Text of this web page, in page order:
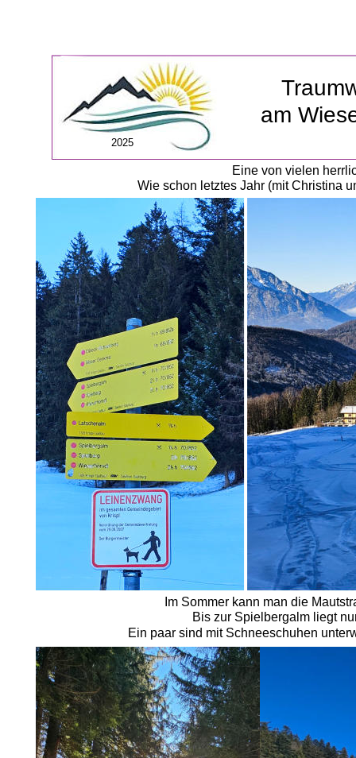
Eine von vielen
Wie schon letztes Jahr (mit Christina
am
2025
Im Sommer kann man die
Bis zur Spielbergalm liegt
Ein paar sind mit Schneeschuhen